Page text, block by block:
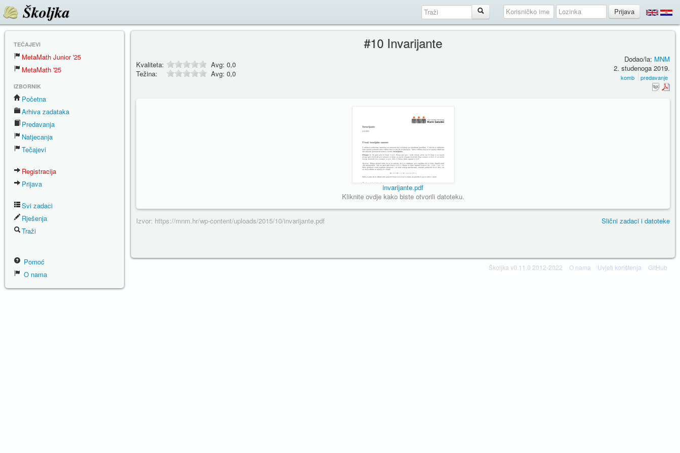
Školjka
TEČAJEVI
MetaMath Junior '25
MetaMath '25
IZBORNIK
Početna
Arhiva zadataka
Predavanja
Natjecanja
Tečajevi
Registracija
Prijava
Svi zadaci
Rješenja
Traži
Pomoć
O nama
#10 Invarijante
Kvaliteta: Avg: 0,0
Težina:
Avg: 0,0
Dodao/la: MNM
2. studenoga 2019.
komb predavanje
invarijante.pdf
Kliknite ovdje kako biste otvorili datoteku.
Izvor: https://mnm.hr/wp-content/uploads/2015/10/invarijante.pdf Slični zadaci i datoteke
Školjka v0.11.0 2012-2022 O nama Uvjeti korištenja GitHub